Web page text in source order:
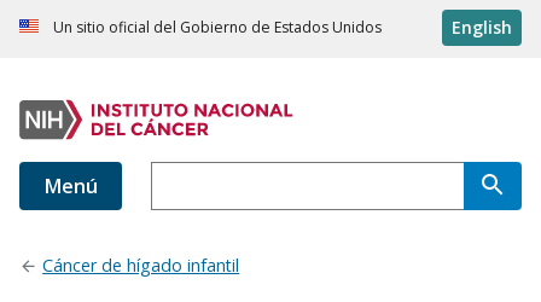
Un sitio oficial del Gobierno de Estados Unidos English
Menú
Cáncer de hígado infantil